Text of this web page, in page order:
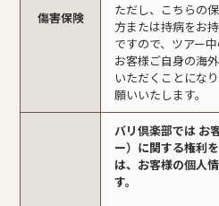
傷害保険
ただし、こちらの
方または持病をお
ですので、ツアー
お客様ご自身の海
いただくことにな
願いいたします。
バリ倶楽部では お
ー）に関する権利
は、お客様の個人
す。